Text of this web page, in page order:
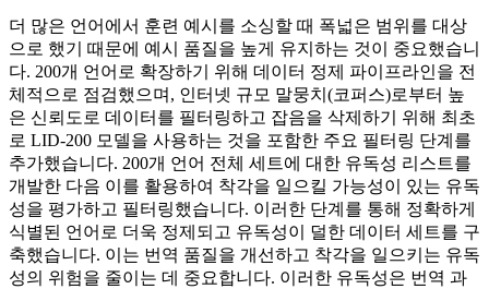
더 많은 언어에서 훈련 예시를 소싱할 때 폭넓은 범위를 대상
으로 했기 때문에 예시 품질을 높게 유지하는 것이 중요했습니
다. 200개 언어로 확장하기 위해 데이터 정제 파이프라인을 전
체적으로 점검했으며, 인터넷 규모 말뭉치(코퍼스)로부터 높
은 신뢰도로 데이터를 필터링하고 잡음을 삭제하기 위해 최초
로 LID-200 모델을 사용하는 것을 포함한 주요 필터링 단계를
추가했습니다. 200개 언어 전체 세트에 대한 유독성 리스트를
개발한 다음 이를 활용하여 착각을 일으킬 가능성이 있는 유독
성을 평가하고 필터링했습니다. 이러한 단계를 통해 정확하게
식별된 언어로 더욱 정제되고 유독성이 덜한 데이터 세트를 구
축했습니다. 이는 번역 품질을 개선하고 착각을 일으키는 유독
성의 위험을 줄이는 데 중요합니다. 이러한 유독성은 번역 과